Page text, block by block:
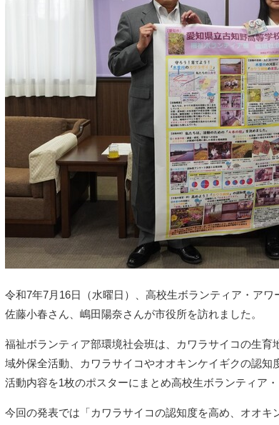
令和7年7月16日（水曜日）、高校生ボランティア・ア
佐藤小春さん、嶋田陽奈さんが市役所を訪れました。
福祉ボランティア部環境社会班は、カワラサイコの生
域外保全活動、カワラサイコやオオキンケイギクの認
活動内容を1枚のポスターにまとめ高校生ボランティア・
今回の発表では「カワラサイコの認知度を高め、オオ